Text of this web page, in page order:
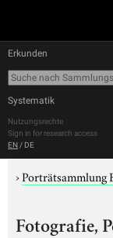
Erkunden
Systematik
Nutzungsrechte
Sign in for research access
EN / DE
›Porträtsammlung
Fotografie,